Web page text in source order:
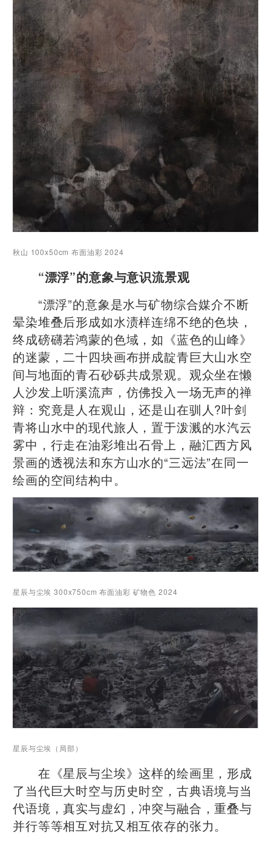
秋山 100x50cm 布面油彩 2024
“漂浮”的意象与意识流景观
“漂浮”的意象是水与矿物综合媒介不断
晕染堆叠后形成如水渍样连绵不绝的色块，
终成磅礴若鸿蒙的色域，如《蓝色的山峰》
的迷蒙，二十四块画布拼成靛青巨大山水空
间与地面的青石砂砾共成景观。观众坐在懒
人沙发上听溪流声，仿佛投入一场无声的禅
辩：究竟是人在观山，还是山在驯人?叶剑
青将山水中的现代旅人，置于泼溅的水汽云
雾中，行走在油彩堆出石骨上，融汇西方风
景画的透视法和东方山水的“三远法”在同一
绘画的空间结构中。
星辰与尘埃 300x750cm 布面油彩 矿物色 2024
星辰与尘埃（局部）
在《星辰与尘埃》这样的绘画里，形成
了当代巨大时空与历史时空，古典语境与当
代语境，真实与虚幻，冲突与融合，重叠与
并行等等相互对抗又相互依存的张力。